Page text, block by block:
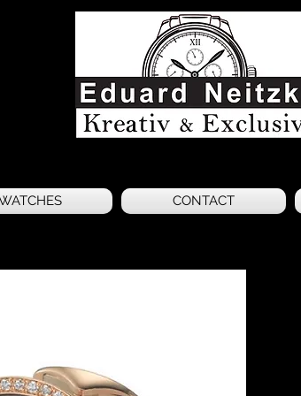
CONTACT